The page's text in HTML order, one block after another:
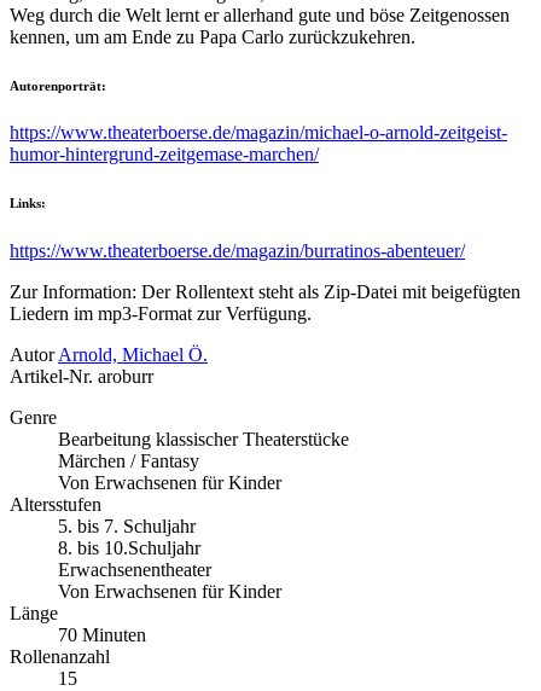
Weg durch die Welt lernt er allerhand gute und böse Zeitgenossen
kennen, um am Ende zu Papa Carlo zurückzukehren.
Autorenporträt:
https://www.theaterboerse.de/magazin/michael-o-arnold-zeitgeist-
humor-hintergrund-zeitgemase-marchen/
Links:
https://www.theaterboerse.de/magazin/burratinos-abenteuer/
Zur Information: Der Rollentext steht als Zip-Datei mit beigefügten
Liedern im mp3-Format zur Verfügung.
AutorArnold, Michael Ö.
Artikel-Nr. aroburr
Genre
Bearbeitung klassischer Theaterstücke
Märchen / Fantasy
Von Erwachsenen für Kinder
Altersstufen
5. bis 7. Schuljahr
8. bis 10.Schuljahr
Erwachsenentheater
Von Erwachsenen für Kinder
Länge
70 Minuten
Rollenanzahl
15